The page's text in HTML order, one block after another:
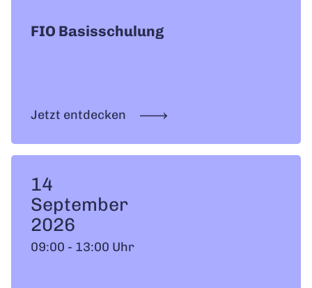
FIO Basisschulung
Jetzt entdecken
14
September
2026
09:00 - 13:00 Uhr